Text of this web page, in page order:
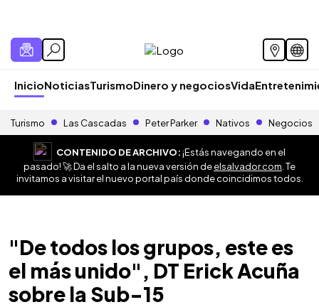
InicioNoticiasTurismoDinero y negociosVida
Turismo Las Cascadas Peter Parker Nativos Negocios
CONTENIDO DE ARCHIVO:¡Estás navegando en el
pasado! 🚀 Da el salto a la nueva versión deelsalvador.com . Te
invitamos a visitar el nuevo portal país donde coincidimos todos.
"De todos los grupos, este es
el más unido", DT Erick Acuña
sobre la Sub-15